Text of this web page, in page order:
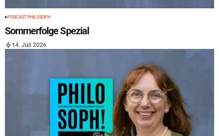
PODCAST PHILOSOPH
Sommerfolge Spezial
14. Juli 2026